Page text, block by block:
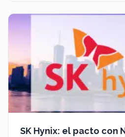
SK Hynix: el pacto con